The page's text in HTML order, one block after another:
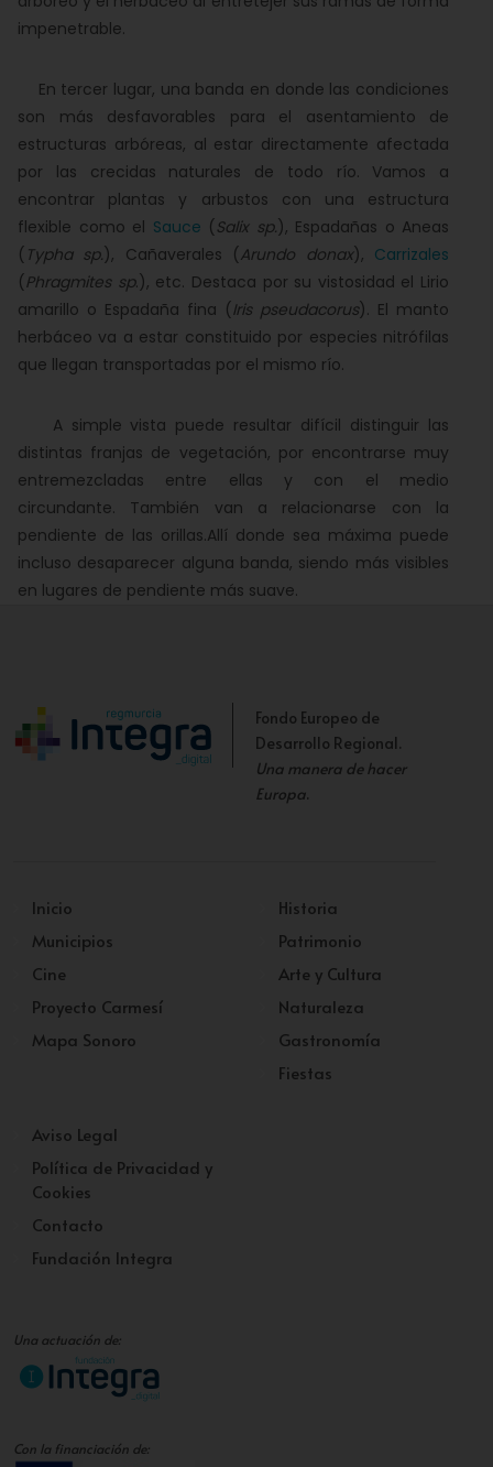
impenetrable.
En tercer lugar, una banda en donde las condiciones
son más desfavorables para el asentamiento de
estructuras arbóreas, al estar directamente afectada
por las crecidas naturales de todo río. Vamos a
encontrar plantas y arbustos con una estructura
flexible como el Sauce ( Salix sp.), Espadañas o Aneas
( Typha sp.), Cañaverales (Arundo donax), Carrizales
(Phragmites sp.), etc. Destaca por su vistosidad el Lirio
amarillo o Espadaña fina (Iris pseudacorus). El manto
herbáceo va a estar constituido por especies nitrófilas
que llegan transportadas por el mismo río.
A simple vista puede resultar difícil distinguir las
distintas franjas de vegetación, por encontrarse muy
entremezcladas entre ellas y con el medio
circundante. También van a relacionarse con la
pendiente de las orillas.Allí donde sea máxima puede
incluso desaparecer alguna banda, siendo más visibles
en lugares de pendiente más suave.
Fondo Europeo de
Desarrollo Regional.
Una manera de hacer
Europa.
Inicio
Municipios
Cine
Proyecto Carmesí
Mapa Sonoro
Historia
Patrimonio
Arte y Cultura
Naturaleza
Gastronomía
Fiestas
Aviso Legal
Política de Privacidad y
Cookies
Contacto
Fundación Integra
Una actuación de:
Con la financiación de: